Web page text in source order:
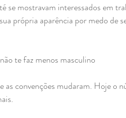
se mostravam interessados em
própria aparência por medo de
te faz menos masculino
as convenções mudaram. Hoje o